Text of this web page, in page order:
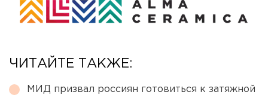
ЧИТАЙТЕ ТАКЖЕ:
МИД призвал россиян готовиться к затяжной